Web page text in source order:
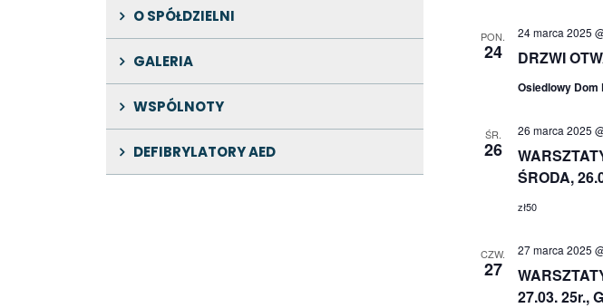
O SPÓŁDZIELNI
GALERIA
WSPÓLNOTY
DEFIBRYLATORY AED
PON.
24 DRZWI
24 marca 2025
Osiedlowy
ŚR.
26
ŚRODA,
26 marca 2025
zł50
CZW.
27
27.03. 25r.,
27 marca 2025